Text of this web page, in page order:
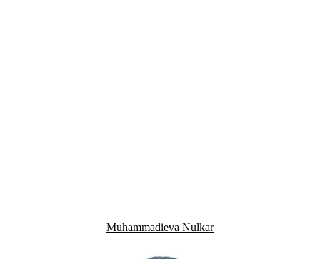
Muhammadieva Nulkar